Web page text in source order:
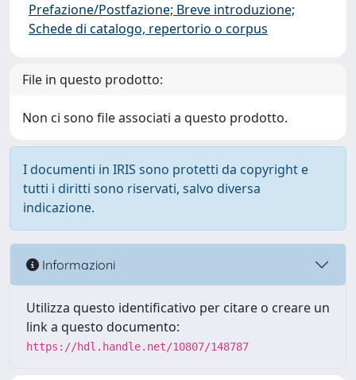
Prefazione/Postfazione; Breve introduzione;
Schede di catalogo, repertorio o corpus
File in questo prodotto:
Non ci sono file associati a questo prodotto.
I documenti in IRIS sono protetti da copyright e
tutti i diritti sono riservati, salvo diversa
indicazione.
Informazioni
Utilizza questo identificativo per citare o creare un
link a questo documento:
https://hdl.handle.net/10807/148787